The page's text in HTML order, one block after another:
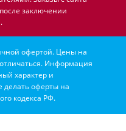
заключении
офертой. Цены на
Информация
характер и
делать оферты на
кодекса РФ.